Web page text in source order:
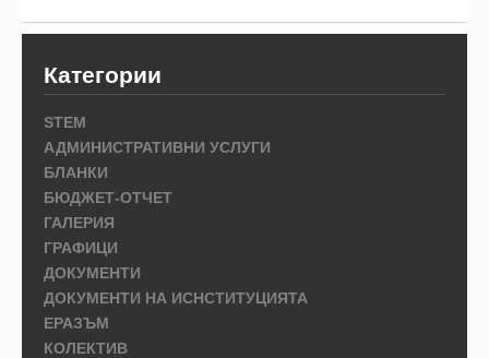
Категории
STEM
АДМИНИСТРАТИВНИ УСЛУГИ
БЛАНКИ
БЮДЖЕТ-ОТЧЕТ
ГАЛЕРИЯ
ГРАФИЦИ
ДОКУМЕНТИ
ДОКУМЕНТИ НА ИСНСТИТУЦИЯТА
ЕРАЗЪМ
КОЛЕКТИВ